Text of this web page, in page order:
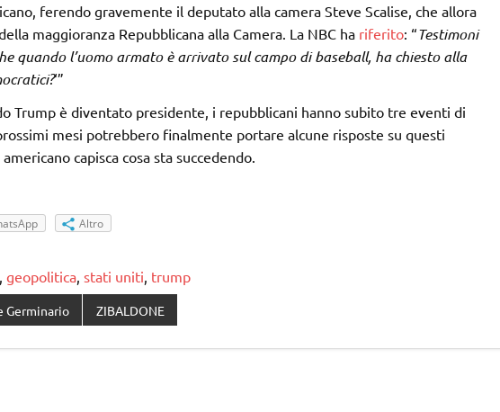
ferendo gravemente il deputato alla camera Steve Scalise, che allora
maggioranza Repubblicana alla Camera. La NBC ha riferito: “Testimoni
quando l’uomo armato è arrivato sul campo di baseball, ha chiesto alla
‘”
Trump è diventato presidente, i repubblicani hanno subito tre eventi di
mesi potrebbero finalmente portare alcune risposte su questi
capisca cosa sta succedendo.
Altro
geopolitica, stati uniti trump
Germinario ZIBALDONE